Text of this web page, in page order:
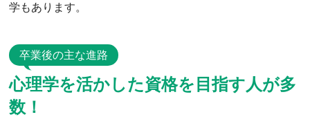
学もあります。
卒業後の主な進路
心理学を活かした資格を目指す人が多
数！